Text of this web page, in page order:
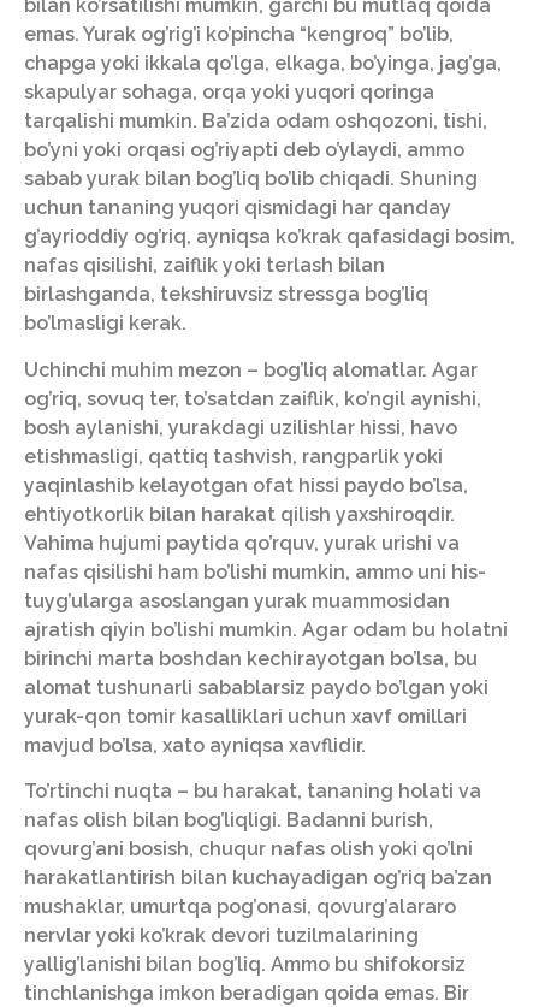
bilan ko’rsatilishi mumkin, garchi bu mutlaq qoida
emas. Yurak og’rig’i ko’pincha “kengroq” ​​bo’lib,
chapga yoki ikkala qo’lga, elkaga, bo’yinga, jag’ga,
skapulyar sohaga, orqa yoki yuqori qoringa
tarqalishi mumkin. Ba’zida odam oshqozoni, tishi,
bo’yni yoki orqasi og’riyapti deb o’ylaydi, ammo
sabab yurak bilan bog’liq bo’lib chiqadi. Shuning
uchun tananing yuqori qismidagi har qanday
g’ayrioddiy og’riq, ayniqsa ko’krak qafasidagi bosim,
nafas qisilishi, zaiflik yoki terlash bilan
birlashganda, tekshiruvsiz stressga bog’liq
bo’lmasligi kerak.
Uchinchi muhim mezon – bog’liq alomatlar. Agar
og’riq, sovuq ter, to’satdan zaiflik, ko’ngil aynishi,
bosh aylanishi, yurakdagi uzilishlar hissi, havo
etishmasligi, qattiq tashvish, rangparlik yoki
yaqinlashib kelayotgan ofat hissi paydo bo’lsa,
ehtiyotkorlik bilan harakat qilish yaxshiroqdir.
Vahima hujumi paytida qo’rquv, yurak urishi va
nafas qisilishi ham bo’lishi mumkin, ammo uni his-
tuyg’ularga asoslangan yurak muammosidan
ajratish qiyin bo’lishi mumkin. Agar odam bu holatni
birinchi marta boshdan kechirayotgan bo’lsa, bu
alomat tushunarli sabablarsiz paydo bo’lgan yoki
yurak-qon tomir kasalliklari uchun xavf omillari
mavjud bo’lsa, xato ayniqsa xavflidir.
To’rtinchi nuqta – bu harakat, tananing holati va
nafas olish bilan bog’liqligi. Badanni burish,
qovurg’ani bosish, chuqur nafas olish yoki qo’lni
harakatlantirish bilan kuchayadigan og’riq ba’zan
mushaklar, umurtqa pog’onasi, qovurg’alararo
nervlar yoki ko’krak devori tuzilmalarining
yallig’lanishi bilan bog’liq. Ammo bu shifokorsiz
tinchlanishga imkon beradigan qoida emas. Bir